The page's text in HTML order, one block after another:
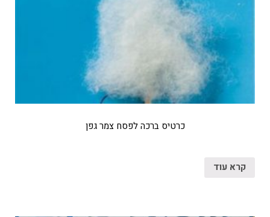
כרטיס ברכה לפסח צמר גפן
קרא עוד